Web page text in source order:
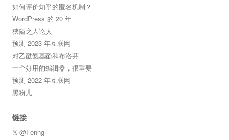
如何评价知乎的匿名机制？
WordPress 的 20 年
狹隘之人论人
预测 2023 年互联网
对乙酰氨基酚和布洛芬
一个好用的编辑器，很重要
预测 2022 年互联网
黑粉儿
链接
𝕏 @Fenng